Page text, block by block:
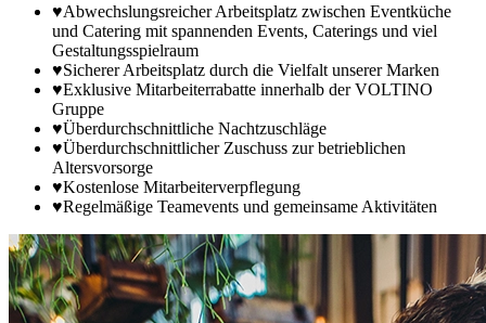
♥Abwechslungsreicher Arbeitsplatz zwischen Eventküche
und Catering mit spannenden Events, Caterings und viel
Gestaltungsspielraum
♥Sicherer Arbeitsplatz durch die Vielfalt unserer Marken
♥Exklusive Mitarbeiterrabatte innerhalb der VOLTINO
Gruppe
♥Überdurchschnittliche Nachtzuschläge
♥Überdurchschnittlicher Zuschuss zur betrieblichen
Altersvorsorge
♥Kostenlose Mitarbeiterverpflegung
♥Regelmäßige Teamevents und gemeinsame Aktivitäten